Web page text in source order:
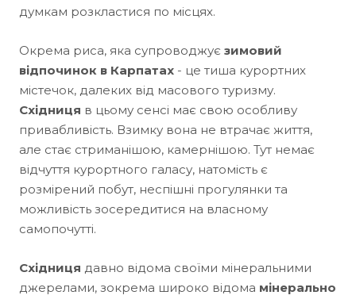
думкам розкластися по місцях.
Окрема риса, яка супроводжує зимовий
відпочинок в Карпатах - це тиша курортних
містечок, далеких від масового туризму.
Східниця в цьому сенсі має свою особливу
привабливість. Взимку вона не втрачає життя,
але стає стриманішою, камернішою. Тут немає
відчуття курортного галасу, натомість є
розмірений побут, неспішні прогулянки та
можливість зосередитися на власному
самопочутті.
Східниця давно відома своїми мінеральними
джерелами, зокрема широко відома мінерально